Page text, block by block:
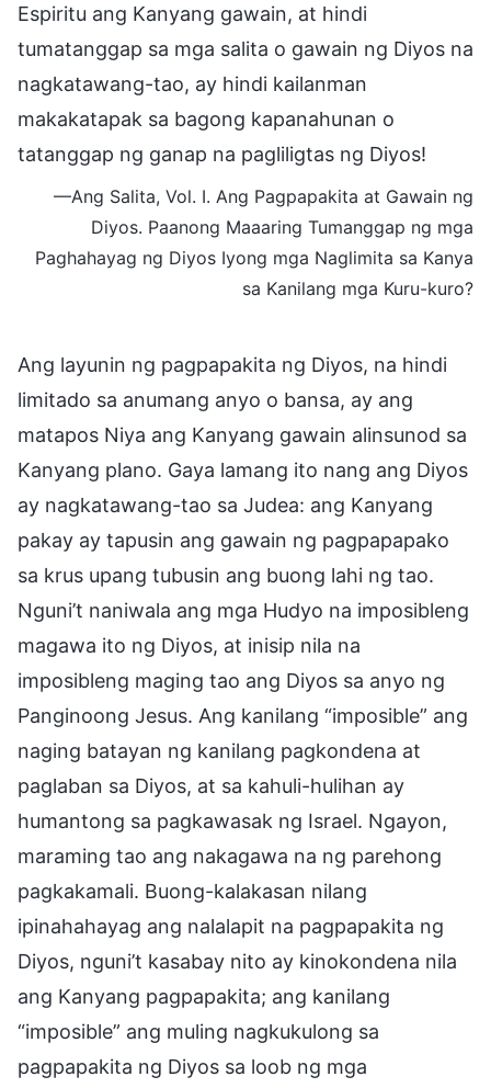
Espiritu ang Kanyang gawain, at hindi
tumatanggap sa mga salita o gawain ng Diyos na
nagkatawang-tao, ay hindi kailanman
makakatapak sa bagong kapanahunan o
tatanggap ng ganap na pagliligtas ng Diyos!
—Ang Salita, Vol. I. Ang Pagpapakita at Gawain ng
Diyos. Paanong Maaaring Tumanggap ng mga
Paghahayag ng Diyos Iyong mga Naglimita sa Kanya
sa Kanilang mga Kuru-kuro?
Ang layunin ng pagpapakita ng Diyos, na hindi
limitado sa anumang anyo o bansa, ay ang
matapos Niya ang Kanyang gawain alinsunod sa
Kanyang plano. Gaya lamang ito nang ang Diyos
ay nagkatawang-tao sa Judea: ang Kanyang
pakay ay tapusin ang gawain ng pagpapapako
sa krus upang tubusin ang buong lahi ng tao.
Nguni’t naniwala ang mga Hudyo na imposibleng
magawa ito ng Diyos, at inisip nila na
imposibleng maging tao ang Diyos sa anyo ng
Panginoong Jesus. Ang kanilang “imposible” ang
naging batayan ng kanilang pagkondena at
paglaban sa Diyos, at sa kahuli-hulihan ay
humantong sa pagkawasak ng Israel. Ngayon,
maraming tao ang nakagawa na ng parehong
pagkakamali. Buong-kalakasan nilang
ipinahahayag ang nalalapit na pagpapakita ng
Diyos, nguni’t kasabay nito ay kinokondena nila
ang Kanyang pagpapakita; ang kanilang
“imposible” ang muling nagkukulong sa
pagpapakita ng Diyos sa loob ng mga